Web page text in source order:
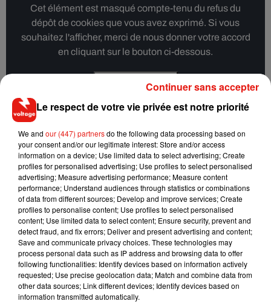
Cet élément est masqué compte-tenu du refus du
dépôt de cookies que vous avez exprimé. Si vous
souhaitez l'afficher, merci de nous donner votre accord
en cliquant sur le bouton ci-dessous.
Musique
6 août 2026
Il y a 10 ans, DJ Snake changeait de
dimension avec son premier...
3 août 2026
Fred again.. et Latin Mafia dévoilent enfin
leur mixtape créée en...
Le respect de votre vie privée est notre priorité
We and our (447) partnersdo the following data processing based on
your consent and/or our legitimate interest: Store and/or access
information on a device; Use limited data to select advertising; Create
profiles for personalised advertising; Use profiles to select personalised
advertising; Measure advertising performance; Measure content
performance; Understand audiences through statistics or combinations
of data from different sources; Develop and improve services; Create
profiles to personalise content; Use profiles to select personalised
content; Use limited data to select content; Ensure security, prevent and
detect fraud, and fix errors; Deliver and present advertising and content;
Save and communicate privacy choices. These technologies may
process personal data such as IP address and browsing data to offer
following functionalities: Identify devices based on information actively
requested; Use precise geolocation data; Match and combine data from
other data sources; Link different devices; Identify devices based on
information transmitted automatically.
Continuer sans accepter